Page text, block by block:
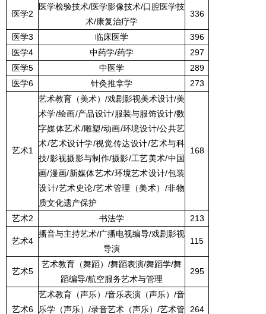
医学2
医学检验技术/医学影像技术/口腔医学技
术/康复治疗学
336
医学3 临床医学
396
医学4 中药学/药学
297
医学5 中医学
289
医学6 针灸推拿学 273
艺术1
艺术教育（美术） /戏剧影视美术设计/美
术学/绘画/产品设计/服装与服饰设计/数
字媒体艺术/雕塑/动画/环境设计/公共艺
术/艺术设计学/视觉传达设计/艺术与科
技/影视摄影与制作/摄影/工艺美术/中国
画/漫画/新媒体艺术/环境艺术设计/包装
设计/艺术史论/艺术管理（美术） /非物
质文化遗产保护
168
艺术2 书法学 213
艺术4
播音与主持艺术/广播电视编导/戏剧影视
导演
115
艺术5
艺术教育（舞蹈） /舞蹈表演/舞蹈学/舞
蹈编导/航空服务艺术与管理
295
艺术6
艺术教育（声乐） /音乐表演（声乐） /音
乐学（声乐） /录音艺术（声乐） /艺术管
264